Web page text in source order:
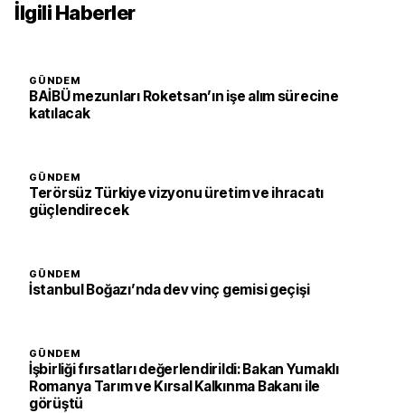
İlgili Haberler
GÜNDEM
BAİBÜ mezunları Roketsan’ın işe alım sürecine
katılacak
GÜNDEM
Terörsüz Türkiye vizyonu üretim ve ihracatı
güçlendirecek
GÜNDEM
İstanbul Boğazı’nda dev vinç gemisi geçişi
GÜNDEM
İşbirliği fırsatları değerlendirildi: Bakan Yumaklı
Romanya Tarım ve Kırsal Kalkınma Bakanı ile
görüştü